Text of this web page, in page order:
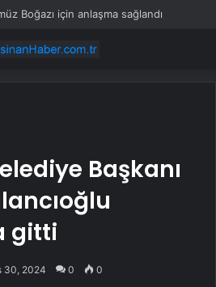
Boğazı için anlaşma sağlandı
Başkanı
gitti
30, 2024 0 0